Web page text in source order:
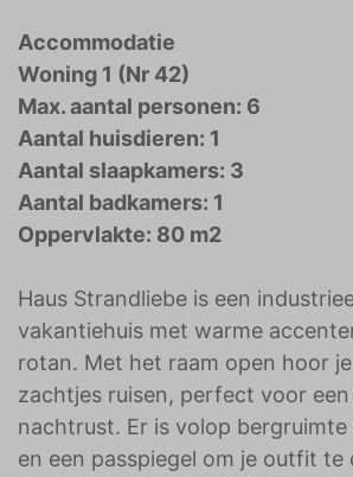
Accommodatie
Woning 1 (Nr 42)
Max. aantal personen: 6
Aantal huisdieren: 1
Aantal slaapkamers: 3
Aantal badkamers: 1
Oppervlakte: 80 m2
Haus Strandliebe is een
vakantiehuis met warme
rotan. Met het raam open hoor
zachtjes ruisen, perfect voor
nachtrust. Er is volop bergruimte
en een passpiegel om je outfit te